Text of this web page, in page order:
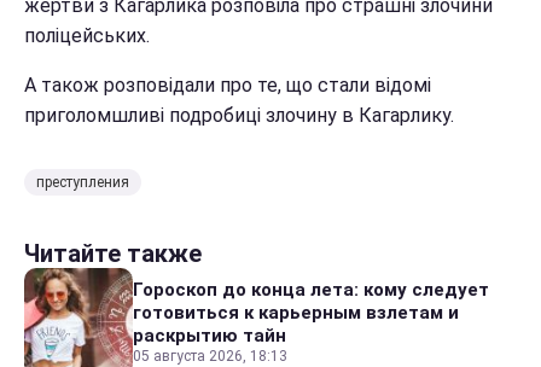
жертви з Кагарлика розповіла про страшні злочини
поліцейських.
А також розповідали про те, що стали відомі
приголомшливі подробиці злочину в Кагарлику.
преступления
Читайте также
Гороскоп до конца лета: кому следует
готовиться к карьерным взлетам и
раскрытию тайн
05 августа 2026, 18:13